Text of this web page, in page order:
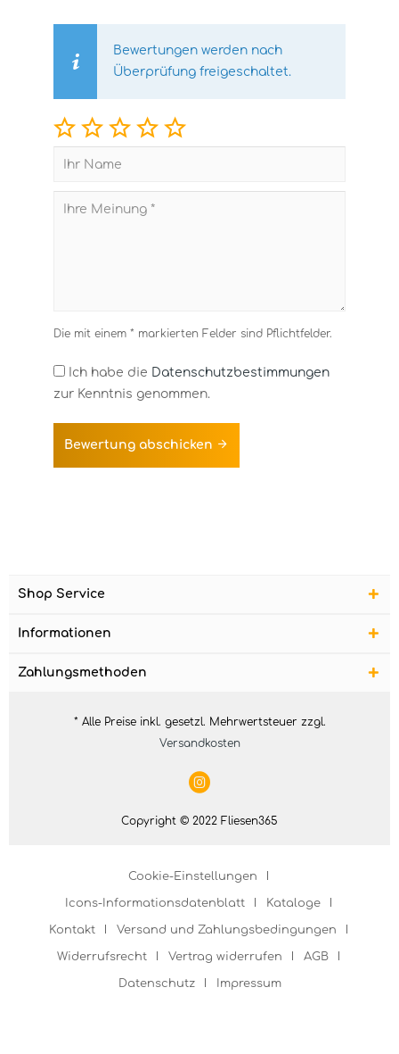
Bewertungen werden nach
Überprüfung freigeschaltet.
Die mit einem * markierten Felder sind Pflichtfelder.
Ich habe die Datenschutzbestimmungen
zur Kenntnis genommen.
Bewertung abschicken
Shop Service
Informationen
Zahlungsmethoden
* Alle Preise inkl. gesetzl. Mehrwertsteuer zzgl.
Versandkosten
Copyright © 2022 Fliesen365
Cookie-Einstellungen
Icons-Informationsdatenblatt Kataloge
Kontakt Versand und Zahlungsbedingungen
Widerrufsrecht Vertrag widerrufen AGB
Datenschutz Impressum